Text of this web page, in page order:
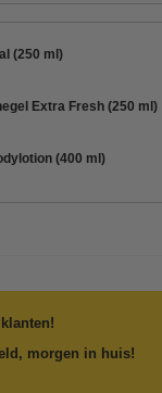
(250 ml)
Extra Fresh (250 ml)
(400 ml)
morgen in huis!